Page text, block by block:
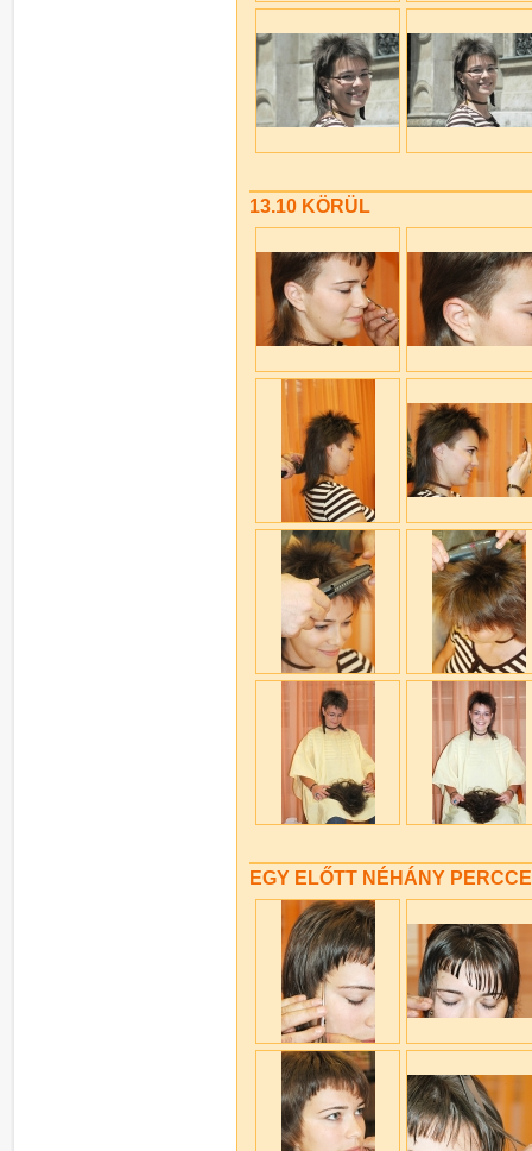
13.10 KÖRÜL
EGY ELŐTT NÉHÁNY